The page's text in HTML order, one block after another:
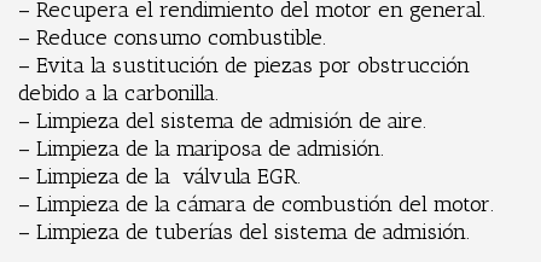
– Recupera el rendimiento del motor en general.
– Reduce consumo combustible.
– Evita la sustitución de piezas por obstrucción
debido a la carbonilla.
– Limpieza del sistema de admisión de aire.
– Limpieza de la mariposa de admisión.
– Limpieza de la válvula EGR.
– Limpieza de la cámara de combustión del motor.
– Limpieza de tuberías del sistema de admisión.